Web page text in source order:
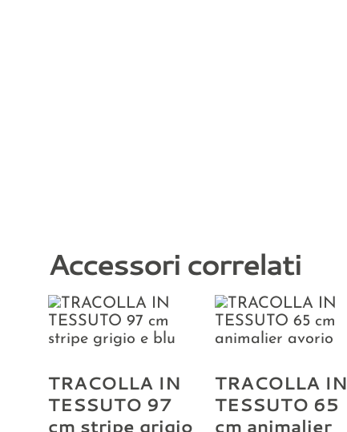
Accessori correlati
TRACOLLA IN
TESSUTO 97
cm stripe grigio
TRACOLLA IN
TESSUTO 65
cm animalier